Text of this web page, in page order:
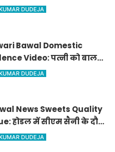
गांव में तालाब में डूबने से बच्चे
DUDEJA
Bawal Domestic
Video: पत्नी को बाल
पीटने वाला पति खुद
DUDEJA
News Sweets Quality
होडल में सीएम सैनी के दौरे
मिठाई के डिब्बे पर बिना
DUDEJA